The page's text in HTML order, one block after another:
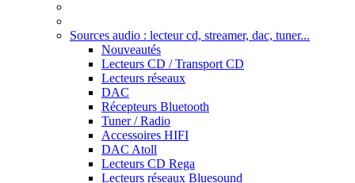
Sources audio : lecteur cd, streamer, dac, tuner...
Nouveautés
Lecteurs CD / Transport CD
Lecteurs réseaux
DAC
Récepteurs Bluetooth
Tuner / Radio
Accessoires HIFI
DAC Atoll
Lecteurs CD Rega
Lecteurs réseaux Bluesound